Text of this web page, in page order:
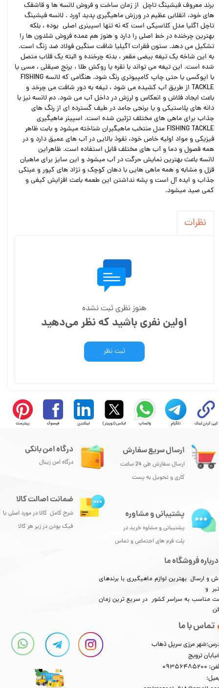
برند معروف فیشینگ تاچل از زمان ساخت و فروش لانسه ها و قاشقک
های خود، انقلابی عظیم در ورزش ماهیگیری پدید آورد . لانسه فیشینگ
تاچل آگلیا مدل کلاسیکی است که نه تنها اسپینری اصلی بوده ، بلکه
بهترین چرخنده در خط اصلی را دارد و هنوز هم عمده فروش شلدون ها را
تشکیل می دهد. ستون فقرات آگیلیا شافت سنگین فولاد ضد زنگ است.
به این شاخه یک تیغه بیضی مقعر ، بدنه چرخنده و البته یک قلاب متصل
شده است. این تیغه می تواند با نقره یا روکش طلا ، برنج صیقلی ، مسی یا
با اپوکسی یا حتی چاپ کامپیوتری رنگ شود. هنگامی که لانسه FISHING
TACKLE از طریق آب کشیده می شود ، تیغه به دور شافت می چرخد و
باعث ایجاد فلاش و انعکاس و لرزش در داخل آب می شود. دم لانسه نیز با
دانه های پلاستیکی و یا برنجی جامد در طیف گسترده ای از رنگ های
جذاب برای ماهی های مختلف تزئین شده است. اسپینر ماهیگیری
FISHING TACKLE مدل منتخب ماهیگیران شناخته میشود و بابت ظاهر
فیزیکی و مواد اولیه خاص خود، نفوذ بالایی در آب های عمیق دارد و در
همه فصول و دما و آب های مختلف قابل استفاده است. ظاهراین
لانسه باعث بهترین نمایش حرگت در آب میشود و این سایز برای ماهیان
قزل و مشابه و همه ماهی هایی با دهان کوچک و نژاد های کپور و عینکی
جذاب و ایده آل است و پشه نداشتن این طعمه باعث افزایش کیفی و
کمی صید میشود.
نظرات
هنوز نظری ثبت نشده
اولین نفری باشید که نظر می‌دهید
ثبت نظر
کپی کردن لینک تلگرام واتساپ ایکس (توییتر) لینکدین فیسبوک پینترست
ارسال سریع سفارش
ارسال سفارش طی 24 ساعت
کاری و تحویل به پست
درباره فروشگاه ما
و ارسال بهترین لوازم ماهیگیری با برندهای
و
مناسب به سراسر کشور در سریع ترین زمان
تماس با ما
مرزی سرپل ذهاب
ترویج
درگاه امن بانکی
درگاه امن زیبال
پشتیبانی و مشاوره
پشتیبانی و مشاوه خرید در
پلت فرم های اجتماعی و تماس
ضمانت اصالت کالا
شرح کامل کالا در مورد اصلی یا
فیک بودن در زیر هر کالا